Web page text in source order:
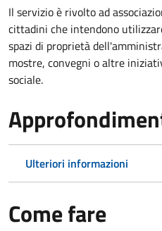
Il servizio è rivolto ad
cittadini che intendono
spazi di proprietà
mostre, convegni o altre
sociale.
Ulteriori informazioni
Come fare